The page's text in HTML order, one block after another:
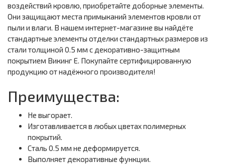
воздействий кровлю, приобретайте доборные элементы.
Они защищают места примыканий элементов кровли от
пыли и влаги. В нашем интернет-магазине вы найдёте
стандартные элементы отделки стандартных размеров из
стали толщиной 0.5 мм с декоративно-защитным
покрытием Викинг Е. Покупайте сертифицированную
продукцию от надёжного производителя!
Преимущества:
Не выгорает.
Изготавливается в любых цветах полимерных
покрытий.
Сталь 0.5 мм не деформируется.
Выполняет декоративные функции.